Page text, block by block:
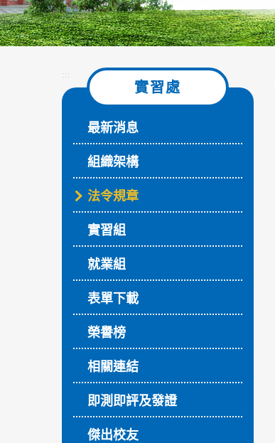
:::
實習處
最新消息
組織架構
法令規章
實習組
就業組
表單下載
榮譽榜
相關連結
即測即評及發證
傑出校友